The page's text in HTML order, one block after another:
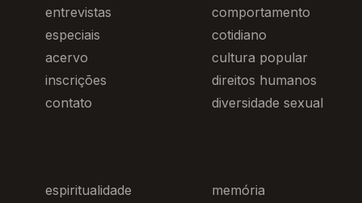
entrevistas
especiais
acervo
inscrições
contato
comportamento
cotidiano
cultura popular
direitos humanos
diversidade sexual
espiritualidade
memória